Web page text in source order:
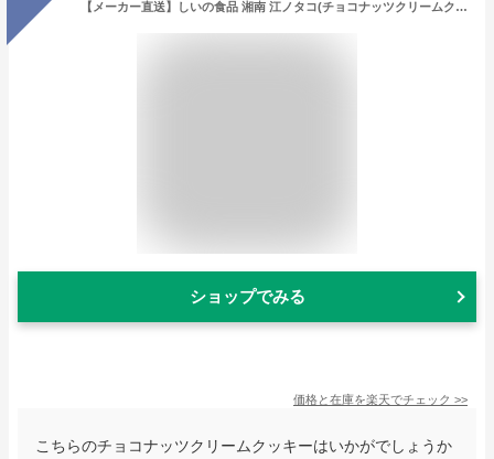
【メーカー直送】しいの食品 湘南 江ノタコ(チョコナッツクリームクッキー） 10個入 たこ クッキー 湘南 江ノ島 お土産 可愛い お取り寄せ
ショップでみる
価格と在庫を楽天でチェック >>
こちらのチョコナッツクリームクッキーはいかがでしょうか